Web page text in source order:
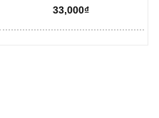
hạng5.00
5 sao
33,000₫